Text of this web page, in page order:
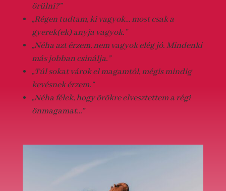
örülni?”
„Régen tudtam, ki vagyok… most csak a
gyerek(ek) anyja vagyok.”
„Néha azt érzem, nem vagyok elég jó. Mindenki
más jobban csinálja.”
„Túl sokat várok el magamtól, mégis mindig
kevésnek érzem.”
„Néha félek, hogy örökre elvesztettem a régi
önmagamat…”